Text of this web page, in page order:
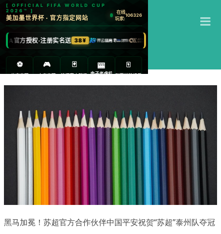
江南体育
黑马加冕！苏超官方合作伙伴中国平安祝贺“苏超”泰州队夺冠